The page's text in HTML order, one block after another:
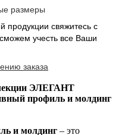
размеры
свяжитесь с
учесть все Ваши
заказа
ЭЛЕГАНТ
профиль и молдинг
и молдинг – это